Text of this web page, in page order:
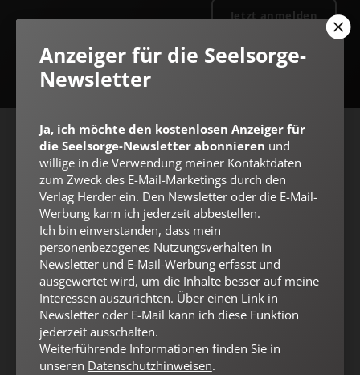
Jetzt anmelden
AGB und Widerrufsbelehrung Datenschutz Barrierefreiheit
Impressum
Vertrag widerrufen Abo online kündigen
Anzeiger für die Seelsorge-
Newsletter
Ja, ich möchte den kostenlosen Anzeiger für
die Seelsorge-Newsletter abonnieren und
willige in die Verwendung meiner Kontaktdaten
zum Zweck des E-Mail-Marketings durch den
Verlag Herder ein. Den Newsletter oder die E-Mail-
Werbung kann ich jederzeit abbestellen.
Ich bin einverstanden, dass mein
personenbezogenes Nutzungsverhalten in
Newsletter und E-Mail-Werbung erfasst und
ausgewertet wird, um die Inhalte besser auf meine
Interessen auszurichten. Über einen Link in
Newsletter oder E-Mail kann ich diese Funktion
jederzeit ausschalten.
Weiterführende Informationen finden Sie in
unseren Datenschutzhinweisen.